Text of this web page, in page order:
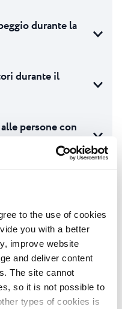
to the use of cookies
you with a better
improve website
and deliver content
The site cannot
so it is not possible to
types of cookies is
durante la
durante il
persone con